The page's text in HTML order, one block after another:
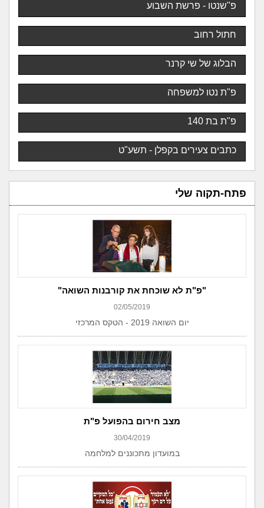
פ"שנטו - פרשת השבוע
חתול רחוב
הבלוג של שי קרנר
פ"ת נטו למשפחה
פ"ת בת 140
כתבים צעירים בקפלן - תשע"ט
פתח-תקוה שלי
"פ"ת לא שוכחת את קורבנות השואה"
02/05/2019
יום השואה 2019 - הטקס המרכזי
מצב חירום בהפועל פ"ת
30/04/2019
במועדון מתכוננים למלחמה